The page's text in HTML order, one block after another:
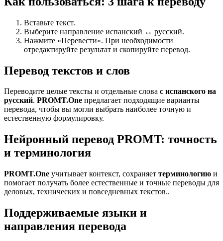
Вставьте текст.
Выберите направление испанский ↔ русский.
Нажмите «Перевести». При необходимости
отредактируйте результат и скопируйте перевод.
Перевод текстов и слов
Переводите целые тексты и отдельные слова с испанского на
русский. PROMT.One предлагает подходящие варианты
перевода, чтобы вы могли выбрать наиболее точную и
естественную формулировку.
Нейронный перевод PROMT: точность
и терминология
PROMT.One учитывает контекст, сохраняет терминологию и
помогает получать более естественные и точные переводы для
деловых, технических и повседневных текстов..
Поддерживаемые языки и
направления перевода